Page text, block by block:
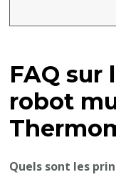
FAQ sur
robot
Quels sont les